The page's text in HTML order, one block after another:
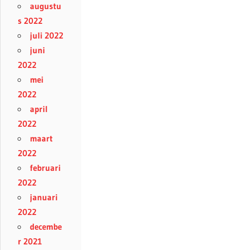
augustu
s 2022
juli 2022
juni
2022
mei
2022
april
2022
maart
2022
februari
2022
januari
2022
decembe
r 2021